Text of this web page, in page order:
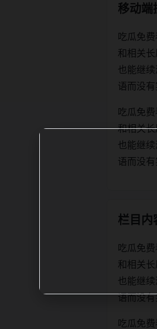
移动端
吃瓜免
和相关
也能继
语而没有
吃瓜免
和相关
也能继
语而没有
栏目内
吃瓜免
和相关
也能继
语而没
吃瓜免